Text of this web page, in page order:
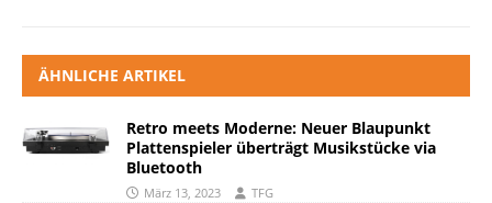
ÄHNLICHE ARTIKEL
Retro meets Moderne: Neuer Blaupunkt
Plattenspieler überträgt Musikstücke via
Bluetooth
März 13, 2023 TFG